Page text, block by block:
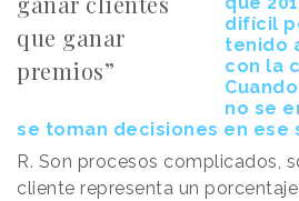
que ganar
premios”
difícil
tenido
con la
no se
se toman decisiones en ese
R. Son procesos complicados,
cliente representa un